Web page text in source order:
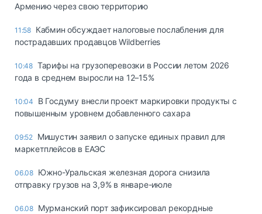
Армению через свою территорию
11:58 Кабмин обсуждает налоговые послабления для
пострадавших продавцов Wildberries
10:48 Тарифы на грузоперевозки в России летом 2026
года в среднем выросли на 12–15%
10:04
В Госдуму внесли проект маркировки продукты с
повышенным уровнем добавленного сахара
09:52 Мишустин заявил о запуске единых правил для
маркетплейсов в ЕАЭС
06.08 Южно-Уральская железная дорога снизила
отправку грузов на 3,9% в январе-июле
06.08 Мурманский порт зафиксировал рекордные